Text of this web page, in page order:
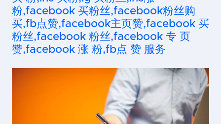
粉,facebook 买粉丝,facebook粉丝购
买,fb点赞,facebook主页赞,facebook 买
粉丝,facebook 粉丝,facebook 专 页
赞,facebook 涨 粉,fb点 赞 服务